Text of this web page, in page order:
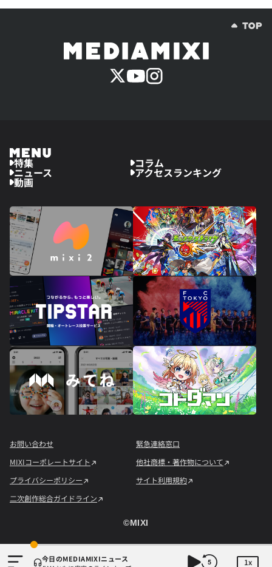
今日のMEDIAMIXIニュース 1x
特集 コラム
ニュース アクセスランキング
動画
お問い合わせ
緊急連絡窓口
MIXIコーポレートサイト
他社商標・著作物について
プライバシーポリシー
サイト利用規約
二次創作総合ガイドライン
©︎MIXI